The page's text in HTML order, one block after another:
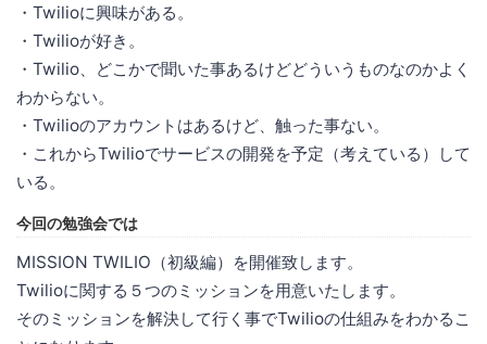
・Twilioに興味がある。
・Twilioが好き。
・Twilio、どこかで聞いた事あるけどどういうものなのかよく
わからない。
・Twilioのアカウントはあるけど、触った事ない。
・これからTwilioでサービスの開発を予定（考えている）して
いる。
今回の勉強会では
MISSION TWILIO（初級編）を開催致します。
Twilioに関する５つのミッションを用意いたします。
そのミッションを解決して行く事でTwilioの仕組みをわかるこ